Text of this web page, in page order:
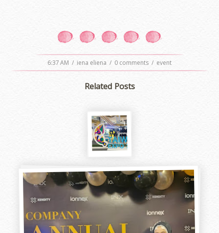
6:37 AM / iena eliena / 0 comments / event
Related Posts